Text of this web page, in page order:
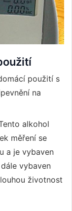
použití s
na
alkohol
měření se
a je vybaven
vybaven
životnost